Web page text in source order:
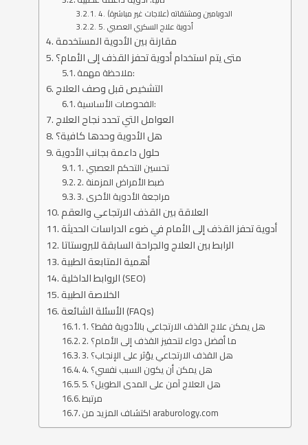
4. الدوبامين ومشتقاته (علاجات غير مباشرة)
5. أدوية علاج السكري العصبي
مقارنة بين الأدوية المستخدمة
متى يتم استخدام أدوية تحفز القذف إلى الأمام؟
ملاحظة مهمة:
التشخيص قبل وصف العلاج
الفحوصات الأساسية:
العوامل التي تحدد نجاح العلاج
هل الأدوية وحدها كافية؟
حلول داعمة بجانب الأدوية
1. تحسين التحكم العصبي
2. ضبط الأمراض المزمنة
3. مراجعة الأدوية الأخرى
العلاقة بين القذف الارتجاعي والعقم
أدوية تحفز القذف إلى الأمام في ضوء الدراسات الحديثة
الرابط بين العلاج والجراحة السابقة للبروستاتا
أهمية المتابعة الطبية
الروابط الداخلية (SEO)
الخلاصة الطبية
الأسئلة الشائعة (FAQs)
1. هل يمكن علاج القذف الارتجاعي بالأدوية فقط؟
2. ما أفضل دواء لتحفيز القذف إلى الأمام؟
3. هل القذف الارتجاعي يؤثر على الإنجاب؟
4. هل يمكن أن يكون السبب نفسي؟
5. هل العلاج آمن على المدى الطويل؟
مرتبط
اكتشاف المزيد من araburology.com